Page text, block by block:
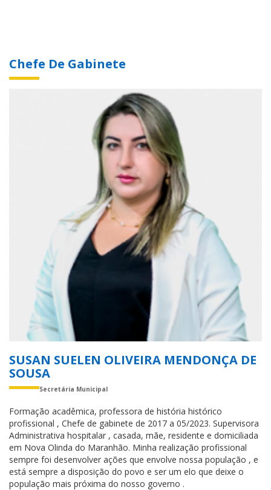
Chefe De Gabinete
SUSAN SUELEN OLIVEIRA MENDONÇA DE
SOUSA
Secretária Municipal
Formação acadêmica, professora de história histórico
profissional , Chefe de gabinete de 2017 a 05/2023. Supervisora
Administrativa hospitalar , casada, mãe, residente e domiciliada
em Nova Olinda do Maranhão. Minha realização profissional
sempre foi desenvolver ações que envolve nossa população , e
está sempre a disposição do povo e ser um elo que deixe o
população mais próxima do nosso governo .